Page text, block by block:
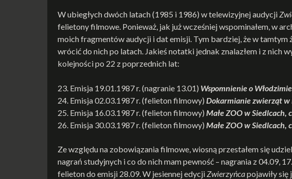
W ubiegłych dwóch latach (1985 i 1986) w telewizyjnej audycji
felietony filmowe. Ponieważ, jak już wcześniej wspominałem, w
moich fragmentów audycji i dat emisji. Tym bardziej, że w
wrócić do nich po latach. Jakieś notatki jednak znalazłem i z nich
kolejności po 22 z poprzednich lat:
23. Emisja 19.01.1987 r. (nagranie 13.01) Wspomnienie o
24. Emisja 02.03.1987 r. (felieton filmowy) Dokarmianie zwierząt
25. Emisja 16.03.1987 r. (felieton filmowy) Małe ZOO w Siedlcach,
26. Emisja 30.03.1987 r. (felieton filmowy) Małe ZOO w Siedlcach,
Ze względu na zobowiązania filmowe, wiosną przestałem się
nagrań studyjnych i co do nich mam pewność – nagrania z 04.09,
felieton do emisji 28.09. W jesiennej edycjiZwierzyńcapojawiły się